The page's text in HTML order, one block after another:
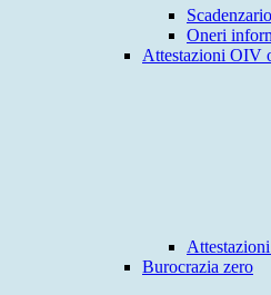
Oneri
Attestazioni OIV
Burocrazia zero